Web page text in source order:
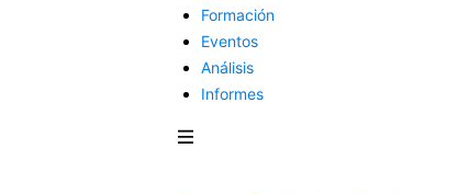
Formación
Eventos
Análisis
Informes